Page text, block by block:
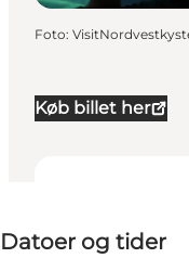
Køb billet her
Datoer og tider
Besøg
Foto: